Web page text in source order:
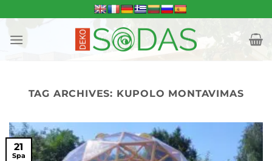
to
content
TAG ARCHIVES: KUPOLO MONTAVIMAS
21
Spa